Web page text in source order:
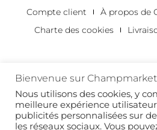
Compte client À propos de
Charte des cookies
Copyright 2022 © tous droits
Bienvenue sur Champmarket
Nous utilisons des cookies, y
meilleure expérience utilisateur
publicités personnalisées sur
les réseaux sociaux. Vous